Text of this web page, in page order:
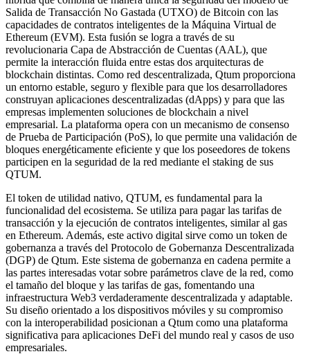
Salida de Transacción No Gastada (UTXO) de Bitcoin con las
capacidades de contratos inteligentes de la Máquina Virtual de
Ethereum (EVM). Esta fusión se logra a través de su
revolucionaria Capa de Abstracción de Cuentas (AAL), que
permite la interacción fluida entre estas dos arquitecturas de
blockchain distintas. Como red descentralizada, Qtum proporciona
un entorno estable, seguro y flexible para que los desarrolladores
construyan aplicaciones descentralizadas (dApps) y para que las
empresas implementen soluciones de blockchain a nivel
empresarial. La plataforma opera con un mecanismo de consenso
de Prueba de Participación (PoS), lo que permite una validación de
bloques energéticamente eficiente y que los poseedores de tokens
participen en la seguridad de la red mediante el staking de sus
QTUM.
El token de utilidad nativo, QTUM, es fundamental para la
funcionalidad del ecosistema. Se utiliza para pagar las tarifas de
transacción y la ejecución de contratos inteligentes, similar al gas
en Ethereum. Además, este activo digital sirve como un token de
gobernanza a través del Protocolo de Gobernanza Descentralizada
(DGP) de Qtum. Este sistema de gobernanza en cadena permite a
las partes interesadas votar sobre parámetros clave de la red, como
el tamaño del bloque y las tarifas de gas, fomentando una
infraestructura Web3 verdaderamente descentralizada y adaptable.
Su diseño orientado a los dispositivos móviles y su compromiso
con la interoperabilidad posicionan a Qtum como una plataforma
significativa para aplicaciones DeFi del mundo real y casos de uso
empresariales.